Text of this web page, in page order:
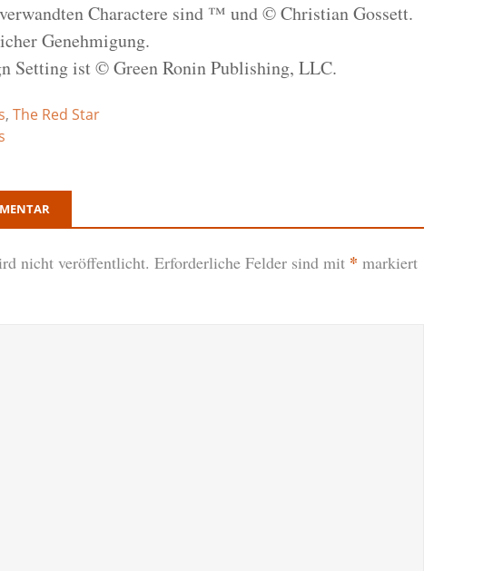
Charactere sind ™ und © Christian Gossett.
Genehmigung.
Setting ist © Green Ronin Publishing, LLC.
, The Red Star
nicht veröffentlicht. Erforderliche Felder sind mit * markiert